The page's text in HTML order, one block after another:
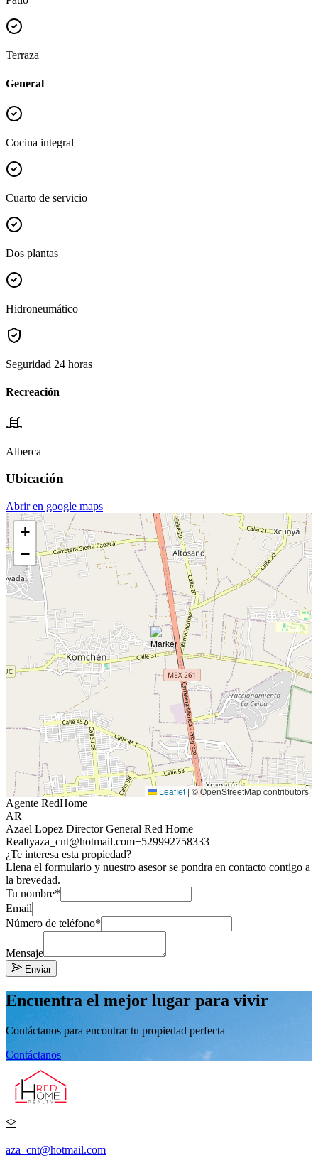
Terraza
General
Cocina integral
Cuarto de servicio
Dos plantas
Hidroneumático
Seguridad 24 horas
Recreación
Alberca
Ubicación
Abrir en google maps
+
−
Leaflet | © OpenStreetMap contributors
Agente RedHome
AR
Azael Lopez Director General Red Home
Realtyaza_cnt@hotmail.com+529992758333
¿Te interesa esta propiedad?
Llena el formulario y nuestro asesor se pondra en contacto contigo a
la brevedad.
Tu nombre*
Email
Número de teléfono*
Mensaje
Enviar
Encuentra el mejor lugar para vivir
Contáctanos para encontrar tu propiedad perfecta
Contáctanos
aza_cnt@hotmail.com